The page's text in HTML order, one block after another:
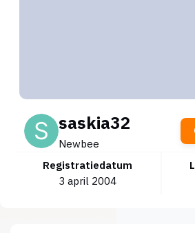
saskia32
Newbee
Registratiedatum
3 april 2004